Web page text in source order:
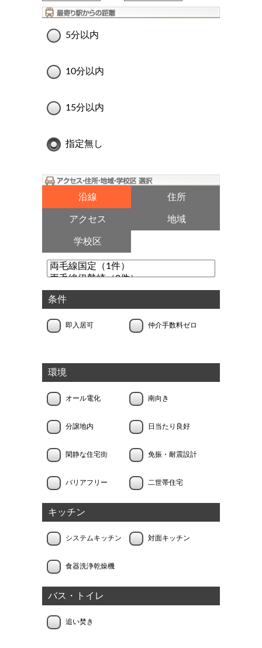
5分以内
10分以内
15分以内
指定無し
沿線 住所
アクセス 地域
学校区
条件
即入居可 仲介手数料ゼロ
環境
オール電化 南向き
分譲地内 日当たり良好
閑静な住宅街 免振・耐震設計
バリアフリー 二世帯住宅
キッチン
システムキッチン 対面キッチン
食器洗浄乾燥機
バス・トイレ
追い焚き